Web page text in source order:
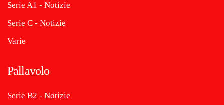
Serie A1 - Notizie
Serie C - Notizie
Varie
Pallavolo
Serie B2 - Notizie